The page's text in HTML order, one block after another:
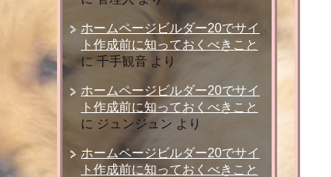
ホームページビルダー20でサイ
ト作成前に知っておくべきこと
に 千手観音 より
ホームページビルダー20でサイ
ト作成前に知っておくべきこと
に ジュンジュン より
ホームページビルダー20でサイ
ト作成前に知っておくべきこと